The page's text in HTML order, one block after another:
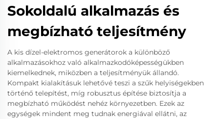
Sokoldalú alkalmazás és
megbízható teljesítmény
A kis dízel-elektromos generátorok a különböző
alkalmazásokhoz való alkalmazkodóképességükben
kiemelkednek, miközben a teljesítményük állandó.
Kompakt kialakításuk lehetővé teszi a szűk helyiségekben
történő telepítést, míg robusztus építése biztosítja a
megbízható működést nehéz környezetben. Ezek az
egységek mindent meg tudnak energiával ellátni, az